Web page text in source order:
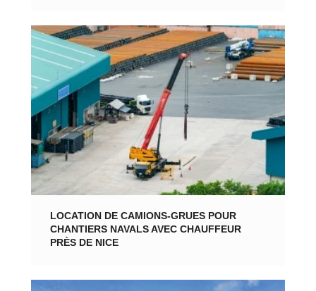
LOCATION DE CAMIONS-GRUES POUR
CHANTIERS NAVALS AVEC CHAUFFEUR
PRÈS DE NICE